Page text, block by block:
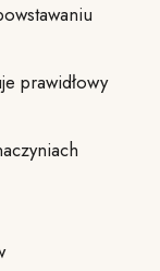
prawidłowy